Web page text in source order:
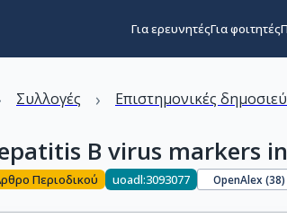
Για ερευνητέςΓια φοιτητές
Συλλογές › Επιστημονικές
B virus markers
Περιοδικού uoadl:3093077 OpenAlex (38)